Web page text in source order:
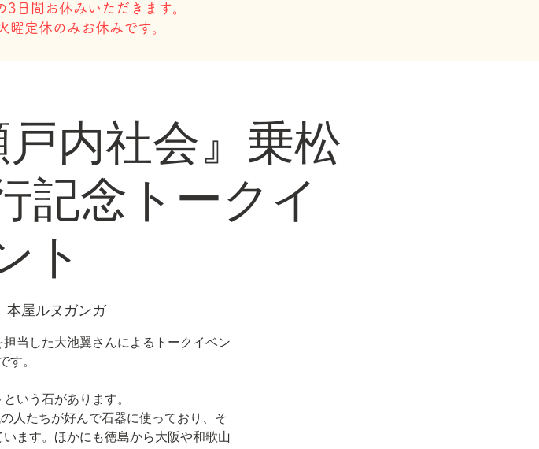
日間お休みいただきます。
曜定休のみお休みです。
戸内社会』乗松
念トークイ
ト
本屋ルヌガンガ
当した大池翼さんによるトークイベン
す。
いう石があります。
人たちが好んで石器に使っており、そ
ます。ほかにも徳島から大阪や和歌山